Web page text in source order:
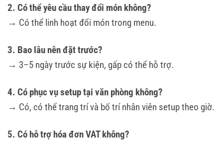
2. Có thể yêu cầu thay đổi món không?
→ Có thể linh hoạt đổi món trong menu.
3. Bao lâu nên đặt trước?
→ 3–5 ngày trước sự kiện, gấp có thể hỗ trợ.
4. Có phục vụ setup tại văn phòng không?
→ Có, có thể trang trí và bố trí nhân viên setup theo giờ.
5. Có hỗ trợ hóa đơn VAT không?